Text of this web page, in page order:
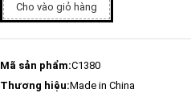
Cho vào giỏ hàng
Mã sản phẩm:C1380
Thương hiệu:Made in China